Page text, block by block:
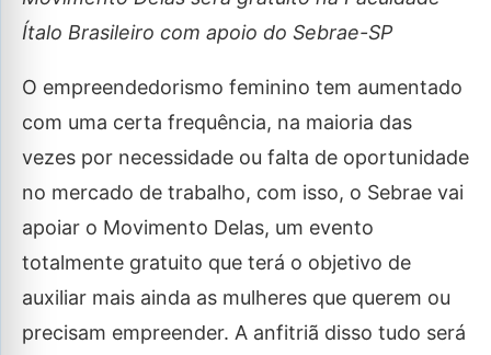
Ítalo Brasileiro com apoio do Sebrae-SP
O empreendedorismo feminino tem aumentado
com uma certa frequência, na maioria das
vezes por necessidade ou falta de oportunidade
no mercado de trabalho, com isso, o Sebrae vai
apoiar o Movimento Delas, um evento
totalmente gratuito que terá o objetivo de
auxiliar mais ainda as mulheres que querem ou
precisam empreender. A anfitriã disso tudo será